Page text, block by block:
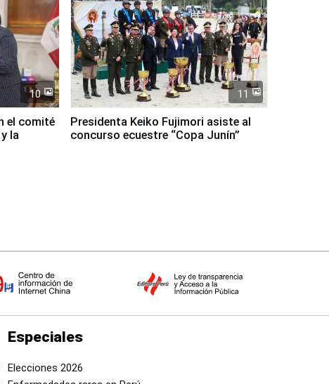
10
el comité
la
11
Presidenta Keiko Fujimori asiste al
concurso ecuestre “Copa Junín”
Especiales
Elecciones 2026